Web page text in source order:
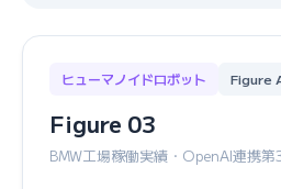
ヒューマノイドロボット Figure
Figure 03
BMW工場稼働実績・OpenAI連携